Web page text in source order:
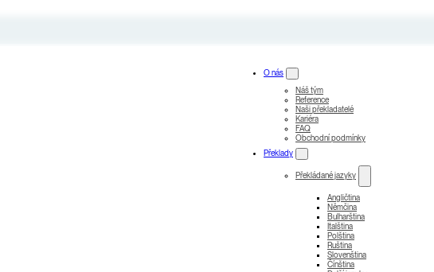
O nás
Náš tým
Reference
Naši překladatelé
Kariéra
FAQ
Obchodní podmínky
Překlady
Překládané jazyky
Angličtina
Němčina
Bulharština
Italština
Polština
Ruština
Slovenština
Čínština